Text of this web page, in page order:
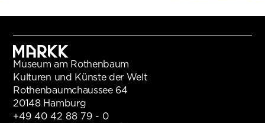
Museum am Rothenbaum
Kulturen und Künste der Welt
Rothenbaumchaussee 64
20148 Hamburg
+49 40 42 88 79 - 0